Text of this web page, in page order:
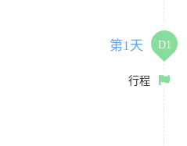
第1天 D1
行程